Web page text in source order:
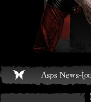
Live und Termine